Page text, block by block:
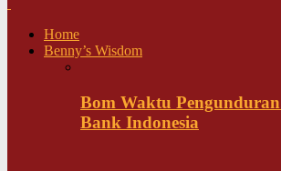
Home
Benny’s Wisdom
Bom Waktu
Bank Indonesia